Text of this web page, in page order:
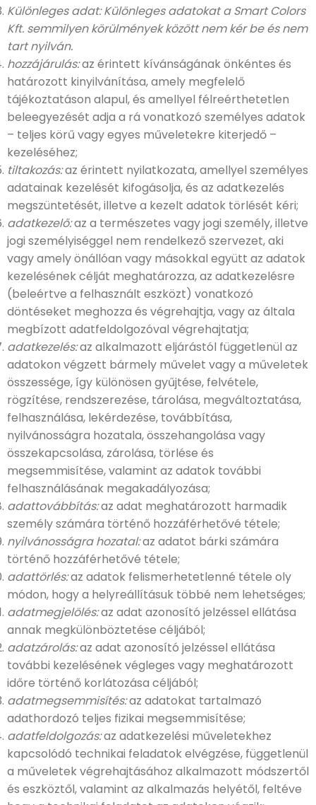
Különleges adat: Különleges adatokat a Smart Colors
Kft. semmilyen körülmények között nem kér be és nem
tart nyilván.
hozzájárulás:az érintett kívánságának önkéntes és
határozott kinyilvánítása, amely megfelelő
tájékoztatáson alapul, és amellyel félreérthetetlen
beleegyezését adja a rá vonatkozó személyes adatok
– teljes körű vagy egyes műveletekre kiterjedő –
kezeléséhez;
tiltakozás:az érintett nyilatkozata, amellyel személyes
adatainak kezelését kifogásolja, és az adatkezelés
megszüntetését, illetve a kezelt adatok törlését kéri;
adatkezelő:az a természetes vagy jogi személy, illetve
jogi személyiséggel nem rendelkező szervezet, aki
vagy amely önállóan vagy másokkal együtt az adatok
kezelésének célját meghatározza, az adatkezelésre
(beleértve a felhasznált eszközt) vonatkozó
döntéseket meghozza és végrehajtja, vagy az általa
megbízott adatfeldolgozóval végrehajtatja;
adatkezelés:az alkalmazott eljárástól függetlenül az
adatokon végzett bármely művelet vagy a műveletek
összessége, így különösen gyűjtése, felvétele,
rögzítése, rendszerezése, tárolása, megváltoztatása,
felhasználása, lekérdezése, továbbítása,
nyilvánosságra hozatala, összehangolása vagy
összekapcsolása, zárolása, törlése és
megsemmisítése, valamint az adatok további
felhasználásának megakadályozása;
adattovábbítás:az adat meghatározott harmadik
személy számára történő hozzáférhetővé tétele;
nyilvánosságra hozatal:az adatot bárki számára
történő hozzáférhetővé tétele;
adattörlés:az adatok felismerhetetlenné tétele oly
módon, hogy a helyreállításuk többé nem lehetséges;
adatmegjelölés:az adat azonosító jelzéssel ellátása
annak megkülönböztetése céljából;
adatzárolás:az adat azonosító jelzéssel ellátása
további kezelésének végleges vagy meghatározott
időre történő korlátozása céljából;
adatmegsemmisítés:az adatokat tartalmazó
adathordozó teljes fizikai megsemmisítése;
adatfeldolgozás:az adatkezelési műveletekhez
kapcsolódó technikai feladatok elvégzése, függetlenül
a műveletek végrehajtásához alkalmazott módszertől
és eszköztől, valamint az alkalmazás helyétől, feltéve